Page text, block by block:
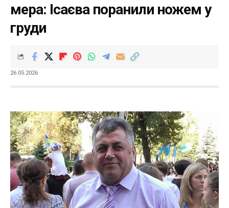
мера: Ісаєва поранили ножем у
груди
26.05.2026